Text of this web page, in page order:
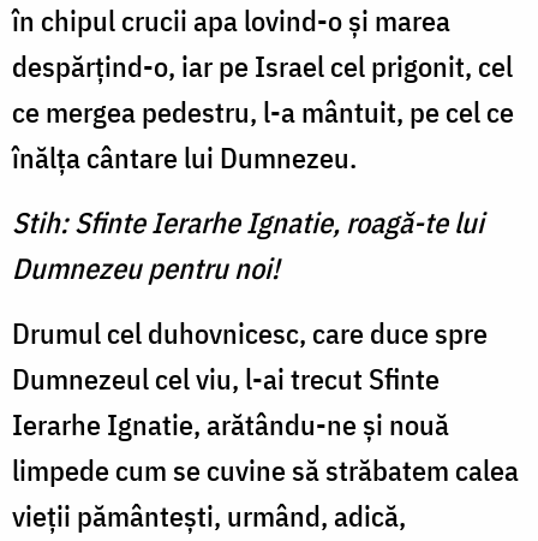
în chipul crucii apa lovind-o și marea
despărțind-o, iar pe Israel cel prigonit, cel
ce mergea pedestru, l-a mântuit, pe cel ce
înălța cântare lui Dumnezeu.
Stih: Sfinte Ierarhe Ignatie, roagă-te lui
Dumnezeu pentru noi!
Drumul cel duhovnicesc, care duce spre
Dumnezeul cel viu, l-ai trecut Sfinte
Ierarhe Ignatie, arătându-ne și nouă
limpede cum se cuvine să străbatem calea
vieții pământești, urmând, adică,